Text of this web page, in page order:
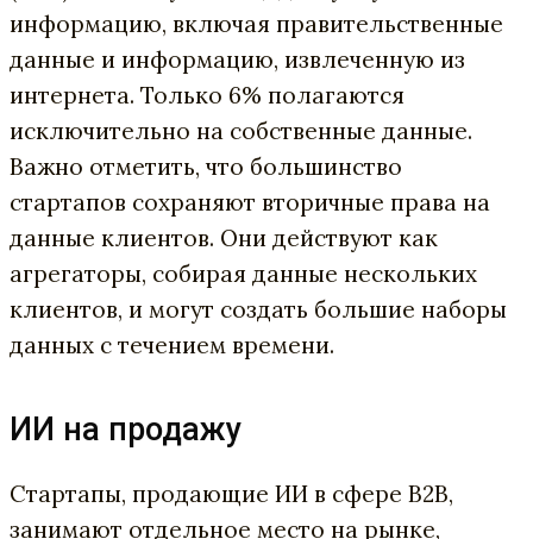
информацию, включая правительственные
данные и информацию, извлеченную из
интернета. Только 6% полагаются
исключительно на собственные данные.
Важно отметить, что большинство
стартапов сохраняют вторичные права на
данные клиентов. Они действуют как
агрегаторы, собирая данные нескольких
клиентов, и могут создать большие наборы
данных с течением времени.
ИИ на продажу
Стартапы, продающие ИИ в сфере B2B,
занимают отдельное место на рынке,